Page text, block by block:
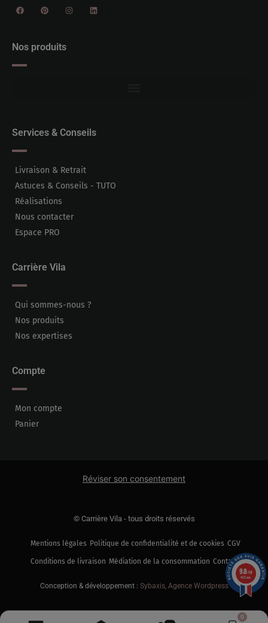
0
Nos produits
Services & Conseils
Livraison & Retrait
Astuces & Conseils - TUTO
Réalisations
Nous contacter
Espace PRO
Carrière Vila
Qui sommes-nous ?
Nos produits
Nos expertises
Compte
Mon compte
Panier
Réviser son consentement
© Carrière Vila - tous droits réservés
Mentions légales Politique de confidentialité et de cookies CGV
Conditions de livraison Médiation de la consommation Contact
Conception & développement : Sybaxis, Agence Wordpress
9.8/10
460 avis